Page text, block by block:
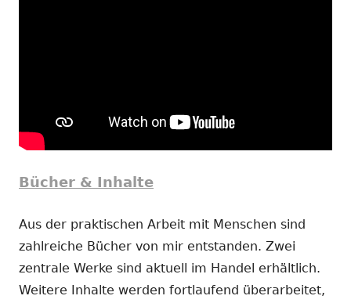
Bücher & Inhalte
Aus der praktischen Arbeit mit Menschen sind
zahlreiche Bücher von mir entstanden. Zwei
zentrale Werke sind aktuell im Handel erhältlich.
Weitere Inhalte werden fortlaufend überarbeitet,